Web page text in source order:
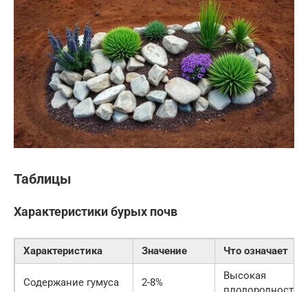
Таблицы
Характеристики бурых почв
Характеристика Значение Что означает
Содержание гумуса 2-8%
Высокая